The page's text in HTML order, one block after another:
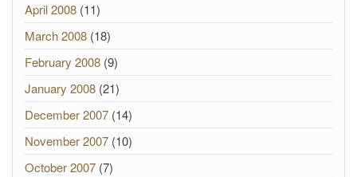
April 2008 (11)
March 2008 (18)
February 2008 (9)
January 2008 (21)
December 2007 (14)
November 2007 (10)
October 2007 (7)